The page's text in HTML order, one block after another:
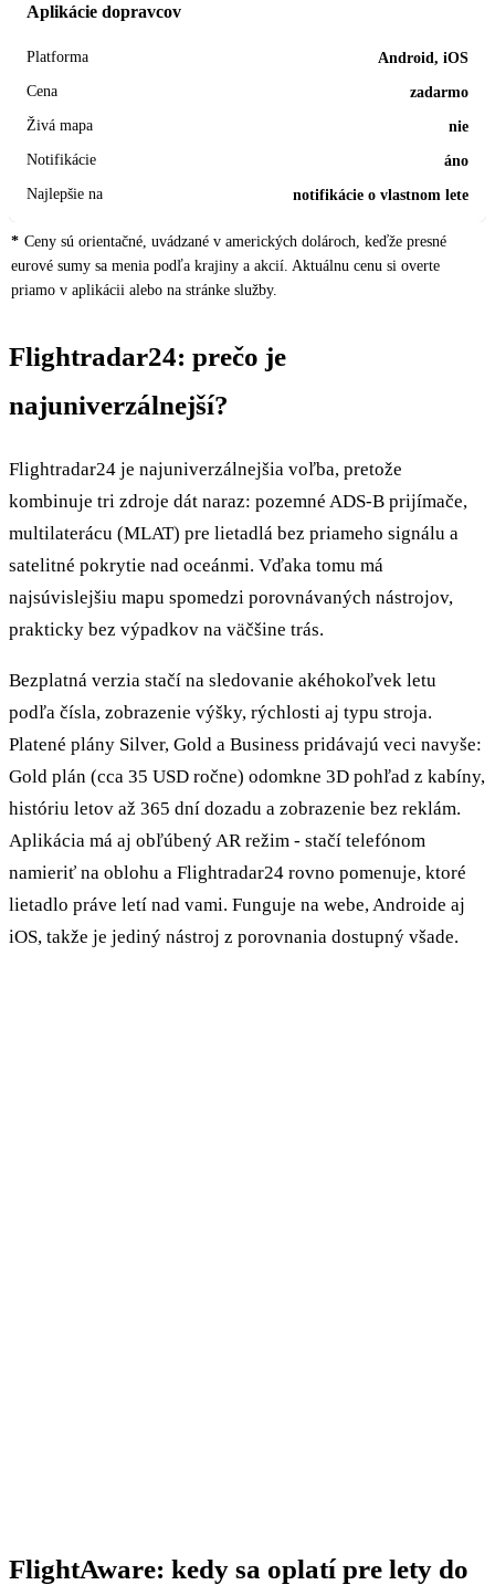
Aplikácie dopravcov
Android, iOS
zadarmo
nie
áno
notifikácie o vlastnom lete
Ceny sú orientačné, uvádzané v amerických dolároch, keďže presné
eurové sumy sa menia podľa krajiny a akcií. Aktuálnu cenu si overte
priamo v aplikácii alebo na stránke služby.
Flightradar24: prečo je
najuniverzálnejší?
Flightradar24 je najuniverzálnejšia voľba, pretože
kombinuje tri zdroje dát naraz: pozemné ADS-B prijímače,
multilaterácu (MLAT) pre lietadlá bez priameho signálu a
satelitné pokrytie nad oceánmi. Vďaka tomu má
najsúvislejšiu mapu spomedzi porovnávaných nástrojov,
prakticky bez výpadkov na väčšine trás.
Bezplatná verzia stačí na sledovanie akéhokoľvek letu
podľa čísla, zobrazenie výšky, rýchlosti aj typu stroja.
Platené plány Silver, Gold a Business pridávajú veci navyše:
Gold plán (cca 35 USD ročne) odomkne 3D pohľad z kabíny,
históriu letov až 365 dní dozadu a zobrazenie bez reklám.
Aplikácia má aj obľúbený AR režim - stačí telefónom
namieriť na oblohu a Flightradar24 rovno pomenuje, ktoré
lietadlo práve letí nad vami. Funguje na webe, Androide aj
iOS, takže je jediný nástroj z porovnania dostupný všade.
FlightAware: kedy sa oplatí pre lety do